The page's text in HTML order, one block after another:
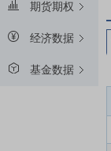
期货期权
经济数据
基金数据